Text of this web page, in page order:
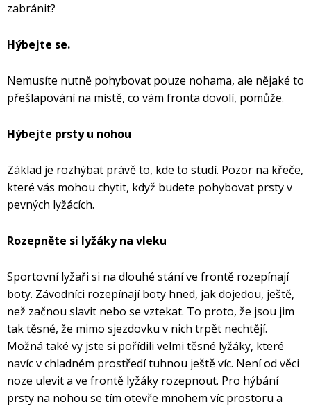
zabránit?
Hýbejte se.
Nemusíte nutně pohybovat pouze nohama, ale nějaké to
přešlapování na místě, co vám fronta dovolí, pomůže.
Hýbejte prsty u nohou
Základ je rozhýbat právě to, kde to studí. Pozor na křeče,
které vás mohou chytit, když budete pohybovat prsty v
pevných lyžácích.
Rozepněte si lyžáky na vleku
Sportovní lyžaři si na dlouhé stání ve frontě rozepínají
boty. Závodníci rozepínají boty hned, jak dojedou, ještě,
než začnou slavit nebo se vztekat. To proto, že jsou jim
tak těsné, že mimo sjezdovku v nich trpět nechtějí.
Možná také vy jste si pořídili velmi těsné lyžáky, které
navíc v chladném prostředí tuhnou ještě víc. Není od věci
noze ulevit a ve frontě lyžáky rozepnout. Pro hýbání
prsty na nohou se tím otevře mnohem víc prostoru a